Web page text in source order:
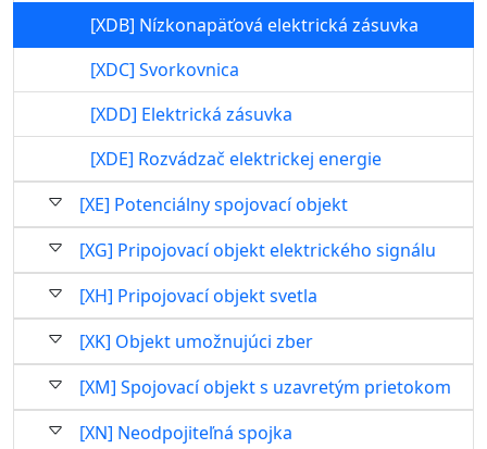
[XDB] Nízkonapäťová elektrická zásuvka
[XDC] Svorkovnica
[XDD] Elektrická zásuvka
[XDE] Rozvádzač elektrickej energie
[XE] Potenciálny spojovací objekt
[XG] Pripojovací objekt elektrického signálu
[XH] Pripojovací objekt svetla
[XK] Objekt umožnujúci zber
[XM] Spojovací objekt s uzavretým prietokom
[XN] Neodpojiteľná spojka